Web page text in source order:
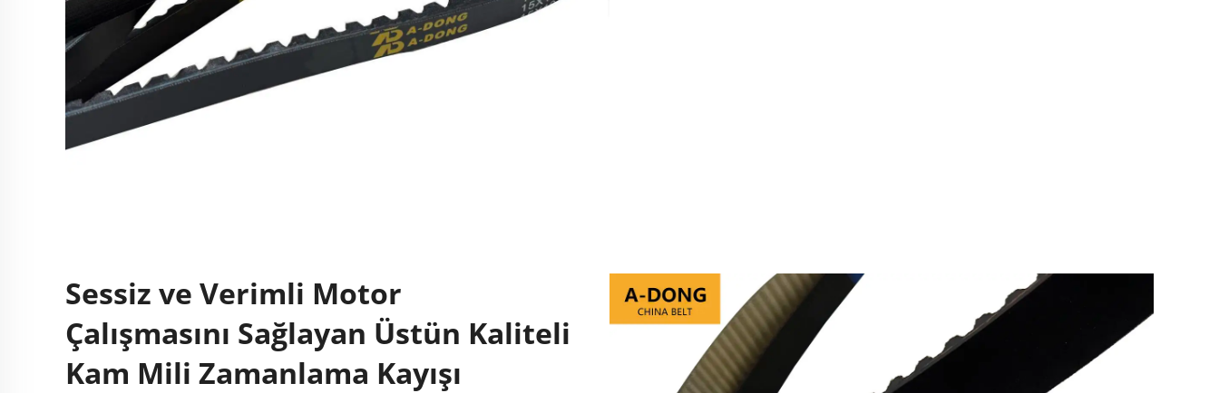
Sessiz ve Verimli Motor
Çalışmasını Sağlayan Üstün Kaliteli
Kam Mili Zamanlama Kayışı